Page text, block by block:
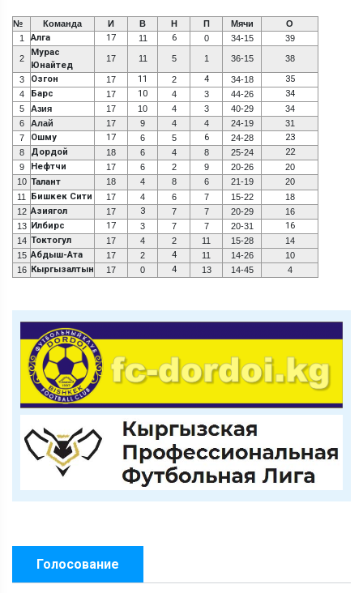
№ Команда И В Н П Мячи
О
1
Алга 17 11 6 0 34-15 39
2
Мурас
Юнайтед
17 11 5 1 36-15 38
3 Озгон 17 11 2 4 34-18 35
4 Барс 17 10 4 3 44-26 34
5 Азия 17 10 4 3 40-29
34
6
Алай 17 9 4 4 24-19
31
7
Ошму 17 6 5 6 24-28 23
8 Дордой 18 6 4 8 25-24 22
9 Нефтчи 17 6 2 9 20-26
20
10 Талант 18 4 8 6 21-19
20
11
Бишкек Сити 17 4 6 7 15-22
18
12 Азиягол 17 3 7 7 20-29
16
13 Илбирс 17 3 7 7 20-31 16
14 Токтогул 17 4 2 11 15-28
14
15 Абдыш-Ата 17 2 4 11 14-26
10
16 Кыргызалтын 17 0 4 13 14-45 4
Голосование